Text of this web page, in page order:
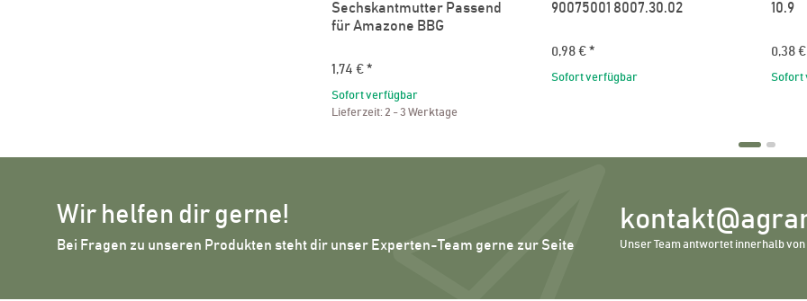
Sechskantmutter Passend
für Amazone BBG
1,74 € *
Sofort verfügbar
Lieferzeit: 2 - 3 Werktage
90075001 8007.30.02
0,98 € *
Sofort verfügbar
10.9
0,38
Sofort
Wir helfen dir gerne!
Bei Fragen zu unseren Produkten steht dir unser Experten-Team gerne zur Seite Unser Team antwortet innerhalb von